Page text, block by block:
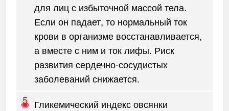
для лиц с избыточной массой тела.
Если он падает, то нормальный ток
крови в организме восстанавливается,
а вместе с ним и ток лифы. Риск
развития сердечно-сосудистых
заболеваний снижается.
Гликемический индекс овсянки